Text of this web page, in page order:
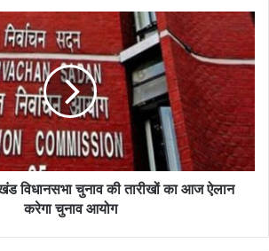
विधानसभा चुनाव की तारीखों का आज ऐलान
करेगा चुनाव आयोग